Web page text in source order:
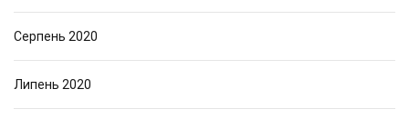
Серпень 2020
Липень 2020